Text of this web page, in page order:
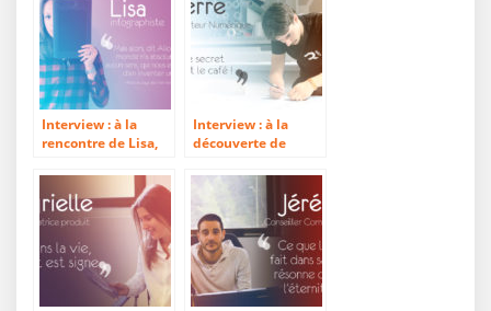
Interview : à la
rencontre de Lisa,
passionnée !
Interview : à la
découverte de
numérique casse-
cou